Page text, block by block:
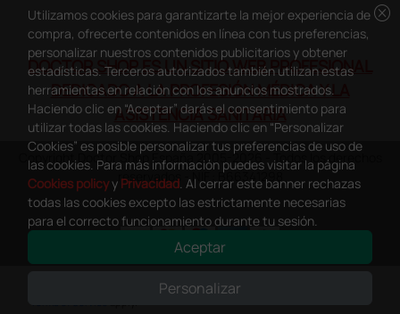
DOCTOR SHOP ES UN SITIO WEB PROFESIONAL
DEDICADO A LA PROFESIÓN MÉDICA Y LA
ASISTENCIA SANITARIA
Copyright Doctor Shop España 2005-2026 - Todos los derechos
reservados - NIF.: B66341298
This site is protected by reCAPTCHA and the Google
cancel
Utilizamos cookies para garantizarte la mejor experiencia de
compra, ofrecerte contenidos en línea con tus preferencias,
personalizar nuestros contenidos publicitarios y obtener
estadísticas. Terceros autorizados también utilizan estas
herramientas en relación con los anuncios mostrados.
Haciendo clic en “Aceptar” darás el consentimiento para
utilizar todas las cookies. Haciendo clic en “Personalizar
Cookies” es posible personalizar tus preferencias de uso de
las cookies. Para más información puedes visitar la página
Cookies policyy Privacidad. Al cerrar este banner rechazas
todas las cookies excepto las estrictamente necesarias
para el correcto funcionamiento durante tu sesión.
Aceptar
Personalizar